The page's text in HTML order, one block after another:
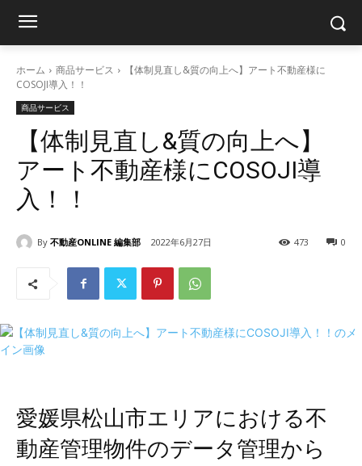
ホーム 商品サービス
【体制見直し&質の向上へ】アート不動産様に
COSOJI導入！！
商品サービス
【体制見直し&質の向上へ】
アート不動産様にCOSOJI導
入！！
By 不動産ONLINE 編集部 2022年6月27日 0
473
愛媛県松山市エリアにおける不
動産管理物件のデータ管理から